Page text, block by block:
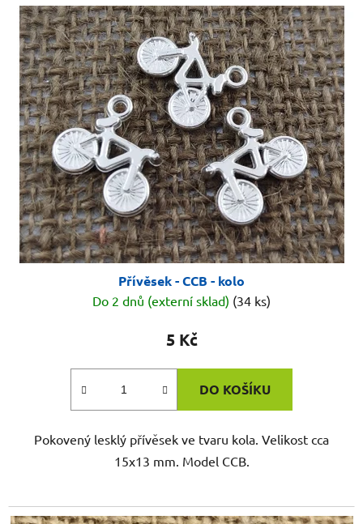
Přívěsek - CCB - kolo
Do 2 dnů (externí sklad) (34 ks)
5 Kč
DO KOŠÍKU
Pokovený lesklý přívěsek ve tvaru kola. Velikost cca
15x13 mm. Model CCB.